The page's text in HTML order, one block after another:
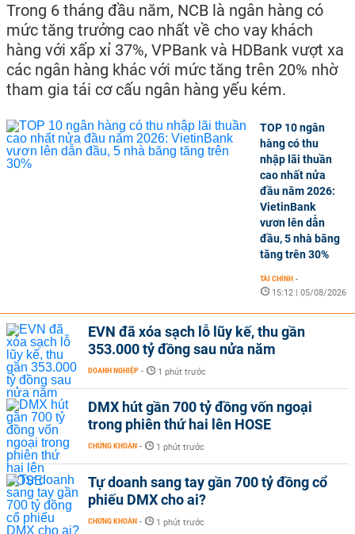
Trong 6 tháng đầu năm, NCB là ngân hàng có
mức tăng trưởng cao nhất về cho vay khách
hàng với xấp xỉ 37%, VPBank và HDBank vượt xa
các ngân hàng khác với mức tăng trên 20% nhờ
tham gia tái cơ cấu ngân hàng yếu kém.
TOP 10 ngân
hàng có thu
nhập lãi thuần
cao nhất nửa
đầu năm 2026:
VietinBank
vươn lên dẫn
đầu, 5 nhà băng
tăng trên 30%
TÀI CHÍNH -
15:12 | 05/08/2026
EVN đã xóa sạch lỗ lũy kế, thu gần
353.000 tỷ đồng sau nửa năm
DOANH NGHIỆP - 1 phút trước
DMX hút gần 700 tỷ đồng vốn ngoại
trong phiên thứ hai lên HOSE
CHỨNG KHOÁN - 1 phút trước
Tự doanh sang tay gần 700 tỷ đồng cổ
phiếu DMX cho ai?
CHỨNG KHOÁN - 1 phút trước